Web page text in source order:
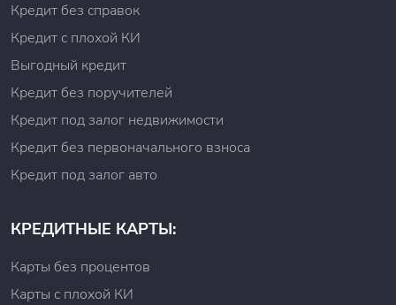
Кредит без справок
Кредит с плохой КИ
Выгодный кредит
Кредит без поручителей
Кредит под залог недвижимости
Кредит без первоначального взноса
Кредит под залог авто
КРЕДИТНЫЕ КАРТЫ:
Карты без процентов
Карты с плохой КИ